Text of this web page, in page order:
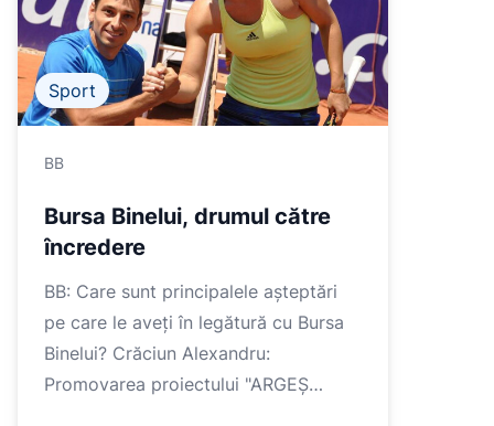
Sport
BB
Bursa Binelui, drumul către
încredere
BB: Care sunt principalele așteptări
pe care le aveți în legătură cu Bursa
Binelui? Crăciun Alexandru:
Promovarea proiectului "ARGEȘ